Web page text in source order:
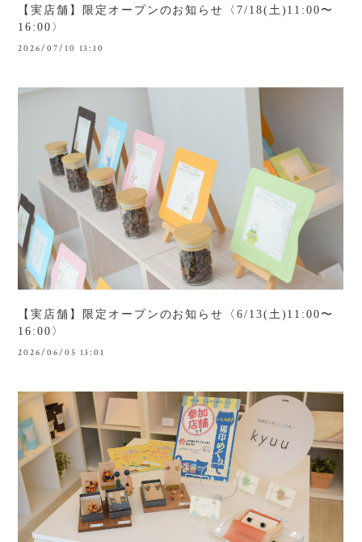
【実店舗】限定オープンのお知らせ〈7/18(土)11:00〜
16:00〉
2026/07/10 13:10
【実店舗】限定オープンのお知らせ〈6/13(土)11:00〜
16:00〉
2026/06/05 13:01